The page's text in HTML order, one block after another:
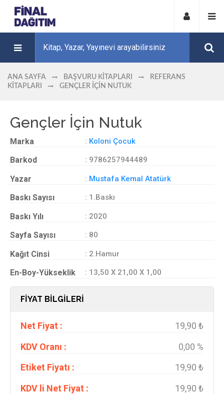
ANA SAYFA BAŞVURU KITAPLARI
REFERANS
KITAPLARI
GENÇLER İÇIN NUTUK
Gençler İçin Nutuk
Marka : Koloni Çocuk
Barkod : 9786257944489
Yazar : Mustafa Kemal Atatürk
Baskı Sayısı : 1.Baskı
Baskı Yılı : 2020
Sayfa Sayısı : 80
Kağıt Cinsi : 2.Hamur
En-Boy-Yükseklik : 13,50 X 21,00 X 1,00
FİYAT BİLGİLERİ
Net Fiyat :
19,90 ₺
KDV Oranı :
0,00 %
Etiket Fiyatı :
19,90 ₺
KDV li Net Fiyat :
19,90 ₺